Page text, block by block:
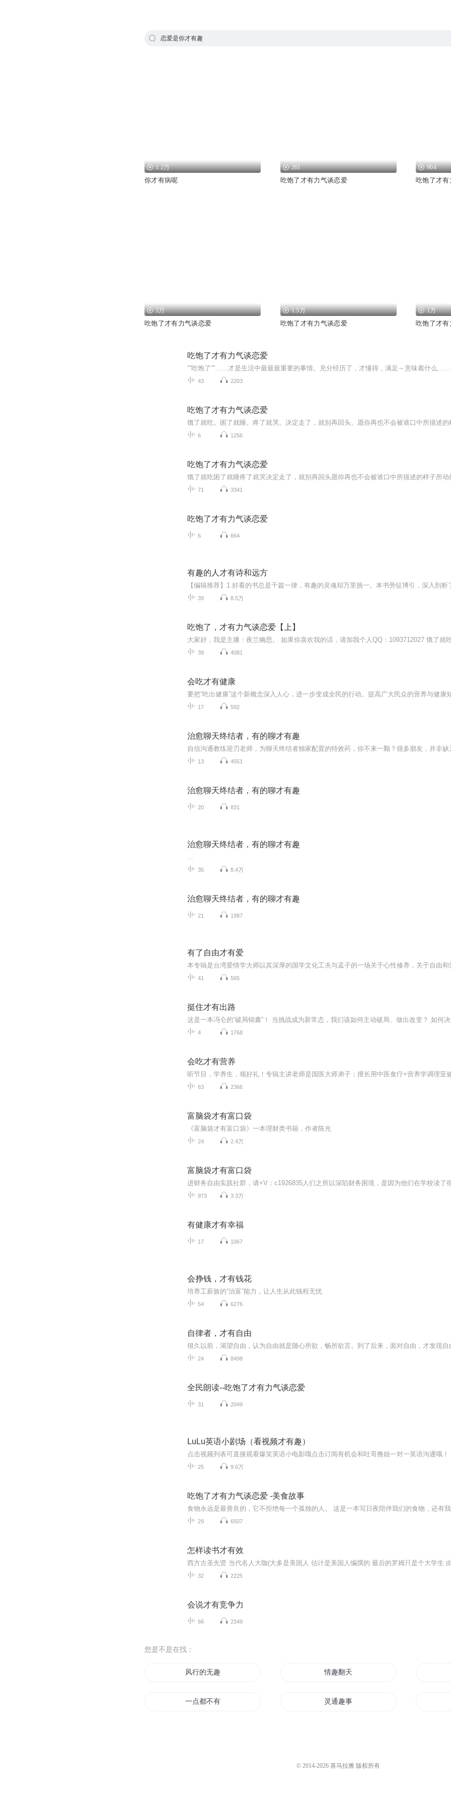
恋爱是你才有趣
1.2万
你才有病呢
261
吃饱了才有力气谈恋爱
904
吃饱了才
5万
吃饱了才有力气谈恋爱
1.5万
吃饱了才有力气谈恋爱
1万
吃饱了才
吃饱了才有力气谈恋爱
“”吃饱了“”……才是生活中最最最重要的事情。充分经历了，才懂得，满足～意味着什么……
43 2203
吃饱了才有力气谈恋爱
6 1256
吃饱了才有力气谈恋爱
71 3341
吃饱了才有力气谈恋爱
6 664
有趣的人才有诗和远方
39 8.5万
吃饱了，才有力气谈恋爱【上】
39 4081
会吃才有健康
要把“吃出健康”这个新概念深入人心，进一步变成全民的行动。提高广大民众的营养与健康
17 592
治愈聊天终结者，有的聊才有趣
13 4551
治愈聊天终结者，有的聊才有趣
20 831
治愈聊天终结者，有的聊才有趣
...
35 8.4万
治愈聊天终结者，有的聊才有趣
21 1987
有了自由才有爱
41 565
挺住才有出路
4 1768
会吃才有营养
63 2366
富脑袋才有富口袋
《富脑袋才有富口袋》一本理财类书籍，作者陈光
24 2.4万
富脑袋才有富口袋
973 3.3万
有健康才有幸福
17 1067
会挣钱，才有钱花
培养工薪族的“治富”能力，让人生从此钱程无忧
54 6276
自律者，才有自由
很久以前，渴望自由，认为自由就是随心所欲，畅所欲言。到了后来，面对自由，才发现自
24 8498
全民朗读--吃饱了才有力气谈恋爱
31 2049
LuLu英语小剧场（看视频才有趣）
25 9.6万
吃饱了才有力气谈恋爱 -美食故事
29 6507
怎样读书才有效
32 2225
会说才有竞争力
66 2349
您是不是在找：
风行的无趣生活 情趣翻天
一点都不有趣的世界 灵通趣事
© 2014-2026 喜马拉雅 版权所有